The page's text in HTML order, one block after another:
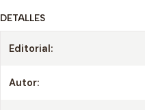
DETALLES
Editorial:
Autor: